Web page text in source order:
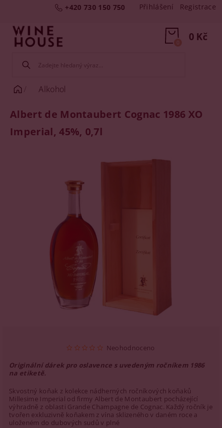
+420 730 150 750 Přihlášení Registrace
0 Kč
0
Alkohol
Albert de Montaubert Cognac 1986 XO
Imperial, 45%, 0,7l
Neohodnoceno
Originální dárek pro oslavence s uvedeným ročníkem 1986
na etiketě.
Skvostný koňak z kolekce nádherných ročníkových koňaků
Millesime Imperial od firmy Albert de Montaubert pocházející
výhradně z oblasti Grande Champagne de Cognac. Každý ročník je
tvořen exkluzivně koňakem z vína sklizeného v daném roce a
uloženém do dubových sudů v plné